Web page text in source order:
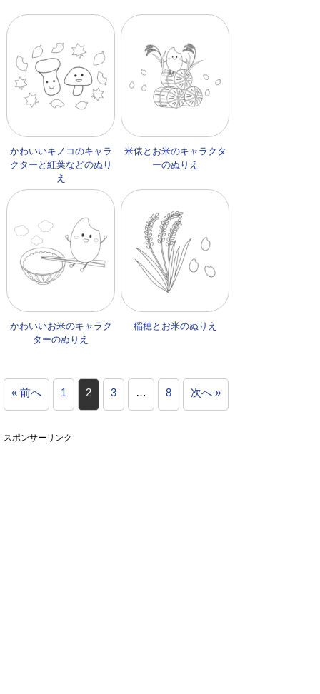
かわいいキノコのキャラ
クターと紅葉などのぬり
え
米俵とお米のキャラクタ
ーのぬりえ
かわいいお米のキャラク
ターのぬりえ
稲穂とお米のぬりえ
« 前へ 1 2 3 … 8 次へ »
スポンサーリンク